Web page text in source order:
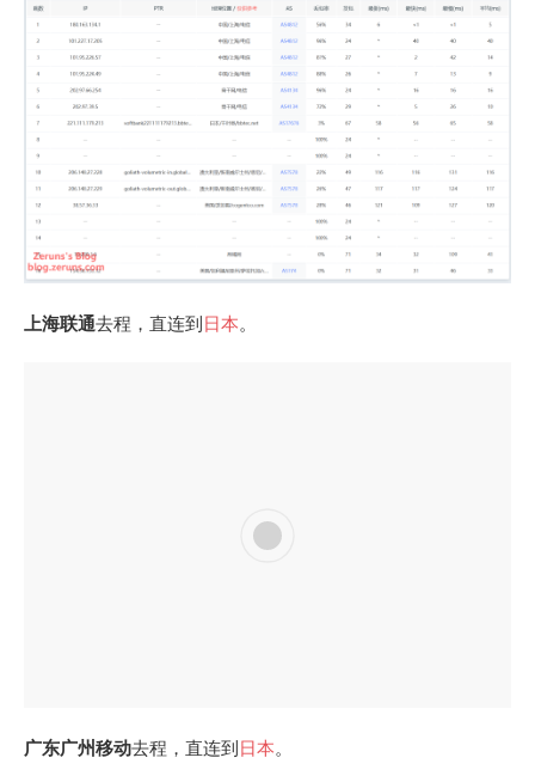
上海联通去程，直连到日本。
广东广州移动去程，直连到日本。